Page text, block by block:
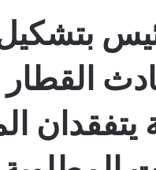
القطار
يتفقدان